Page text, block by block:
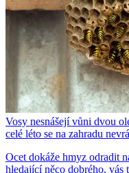
Vosy nesnášejí vůni dvou
celé léto se na zahradu
Ocet dokáže hmyz odradit
hledající něco dobrého, vás